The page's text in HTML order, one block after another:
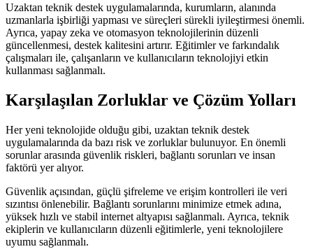
Uzaktan teknik destek uygulamalarında, kurumların, alanında
uzmanlarla işbirliği yapması ve süreçleri sürekli iyileştirmesi önemli.
Ayrıca, yapay zeka ve otomasyon teknolojilerinin düzenli
güncellenmesi, destek kalitesini artırır. Eğitimler ve farkındalık
çalışmaları ile, çalışanların ve kullanıcıların teknolojiyi etkin
kullanması sağlanmalı.
Karşılaşılan Zorluklar ve Çözüm Yolları
Her yeni teknolojide olduğu gibi, uzaktan teknik destek
uygulamalarında da bazı risk ve zorluklar bulunuyor. En önemli
sorunlar arasında güvenlik riskleri, bağlantı sorunları ve insan
faktörü yer alıyor.
Güvenlik açısından, güçlü şifreleme ve erişim kontrolleri ile veri
sızıntısı önlenebilir. Bağlantı sorunlarını minimize etmek adına,
yüksek hızlı ve stabil internet altyapısı sağlanmalı. Ayrıca, teknik
ekiplerin ve kullanıcıların düzenli eğitimlerle, yeni teknolojilere
uyumu sağlanmalı.